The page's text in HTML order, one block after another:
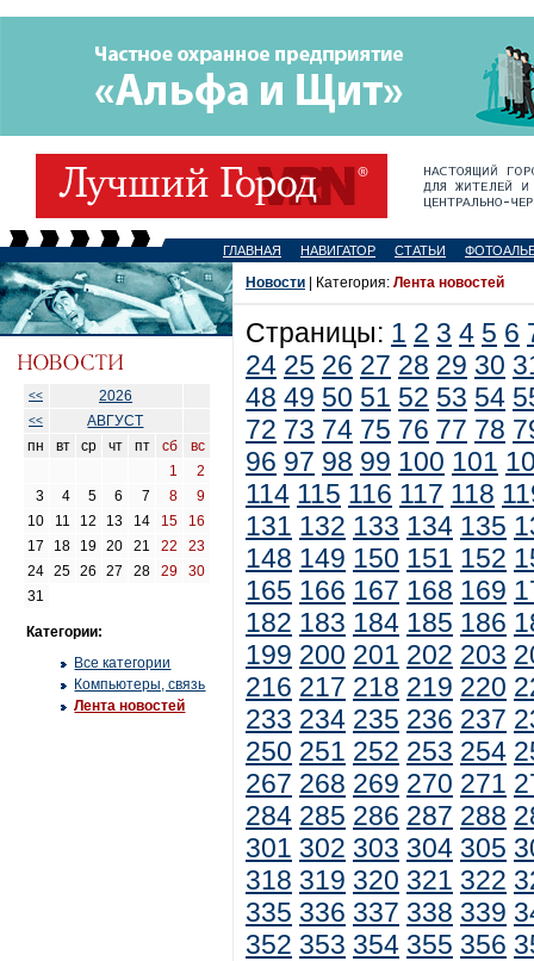
ГЛАВНАЯ НАВИГАТОР СТАТЬИ
<< 2026
<<
АВГУСТ
пн
вт ср чт пт сб
вс
1
2
3
4 5 6 7 8
9
10
11 12 13 14 15
16
17
18 19 20 21 22
23
24
25 26 27 28 29
30
31
Категории:
Все категории
Компьютеры, связь
Лента новостей
Новости | Категория: Лента новостей
Страницы: 1 2 3 4 5 6
24 25 26 27 28 29 30
48 49 50 51 52 53 54
72 73 74 75 76 77 78
96 97 98 99 100 101
114 115 116 117 118
131 132 133 134 135
148 149 150 151 152
165 166 167 168 169
182 183 184 185 186
199 200 201 202 203
216 217 218 219 220
233 234 235 236 237
250 251 252 253 254
267 268 269 270 271
284 285 286 287 288
301 302 303 304 305
318 319 320 321 322
335 336 337 338 339
352 353 354 355 356